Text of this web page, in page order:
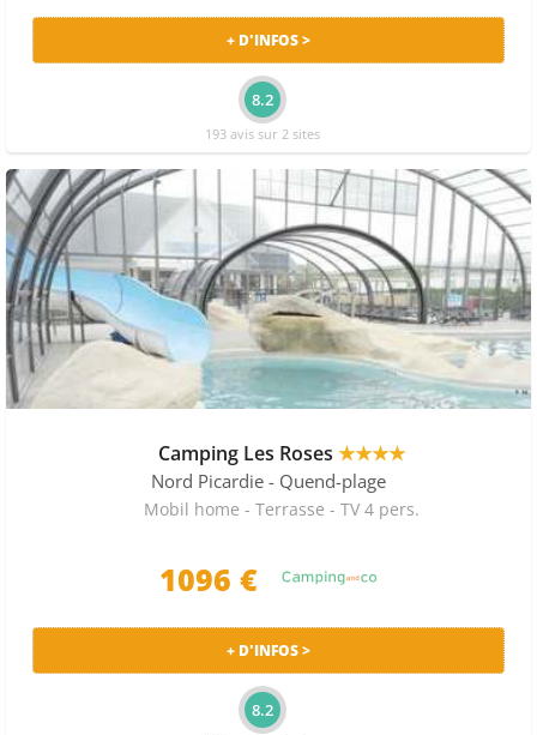
+ D'INFOS >
8.2
193 avis sur 2 sites
Camping Les Roses ★★★★
Nord Picardie - Quend-plage
Mobil home - Terrasse - TV 4 pers.
1096 €
+ D'INFOS >
8.2